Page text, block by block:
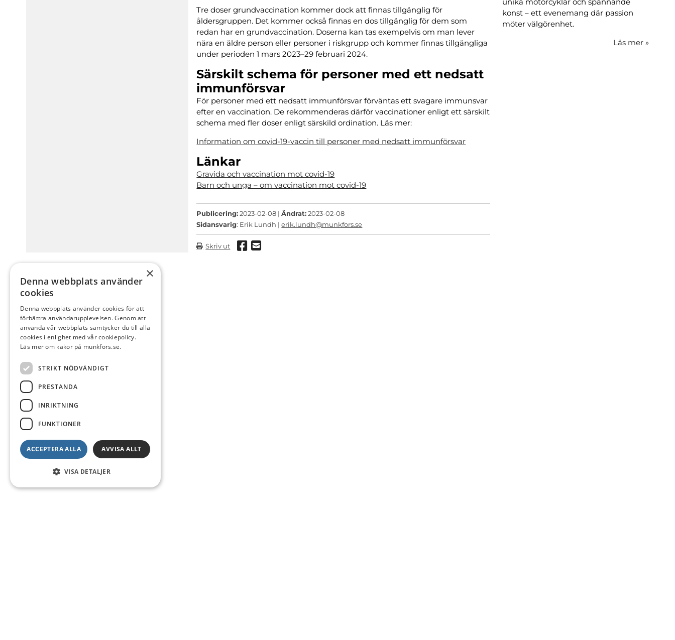
Tre doser grundvaccination kommer dock att finnas tillgänglig för
åldersgruppen. Det kommer också finnas en dos tillgänglig för dem som
redan har en grundvaccination. Doserna kan tas exempelvis om man lever
nära en äldre person eller personer i riskgrupp och kommer finnas tillgängliga
under perioden 1 mars 2023–29 februari 2024.
Särskilt schema för personer med ett nedsatt
immunförsvar
För personer med ett nedsatt immunförsvar förväntas ett svagare immunsvar
efter en vaccination. De rekommenderas därför vaccinationer enligt ett särskilt
schema med fler doser enligt särskild ordination. Läs mer:
Information om covid-19-vaccin till personer med nedsatt immunförsvar
Länkar
Gravida och vaccination mot covid-19
Barn och unga – om vaccination mot covid-19
Publicering:2023-02-08 |Ändrat:2023-02-08
Sidansvarig: Erik Lundh |erik.lundh@munkfors.se
Skriv ut Dela via Facebook
Dela via mail
konst – ett evenemang där passion
möter välgörenhet.
Läs mer »
×
Denna webbplats använder
cookies
Denna webbplats använder cookies för att
förbättra användarupplevelsen. Genom att
använda vår webbplats samtycker du till alla
cookies i enlighet med vår cookiepolicy.
Läs mer om kakor på munkfors.se.
STRIKT NÖDVÄNDIGT
PRESTANDA
INRIKTNING
FUNKTIONER
ACCEPTERA ALLA AVVISA ALLT
VISA DETALJER